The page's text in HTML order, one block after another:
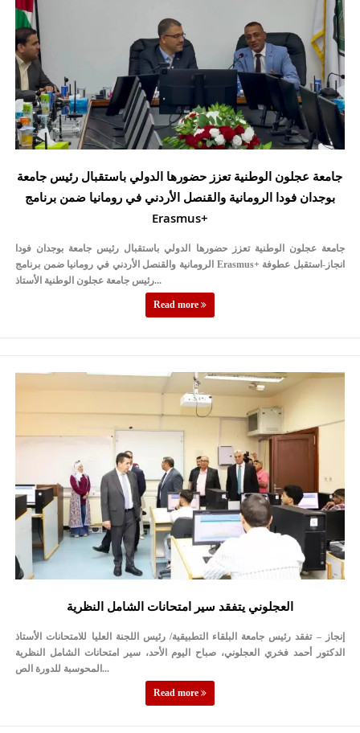
جامعة عجلون الوطنية تعزز حضورها الدولي باستقبال رئيس جامعة
بوجدان فودا الرومانية والقنصل الأردني في رومانيا ضمن برنامج
Erasmus+
جامعة عجلون الوطنية تعزز حضورها الدولي باستقبال رئيس جامعة بوجدان فودا
الرومانية والقنصل الأردني في رومانيا ضمن برنامج Erasmus+ انجاز-استقبل عطوفة
رئيس جامعة عجلون الوطنية الأستاذ...
Read more
العجلوني يتفقد سير امتحانات الشامل النظرية
إنجاز – تفقد رئيس جامعة البلقاء التطبيقية/ رئيس اللجنة العليا للامتحانات الأستاذ
الدكتور أحمد فخري العجلوني، صباح اليوم الأحد، سير امتحانات الشامل النظرية
المحوسبة للدورة الص...
Read more